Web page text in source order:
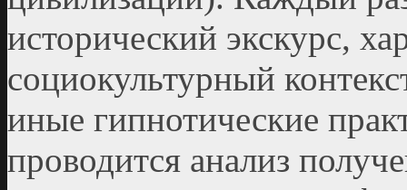
исторический экскурс,
социокультурный
иные гипнотические
проводится анализ